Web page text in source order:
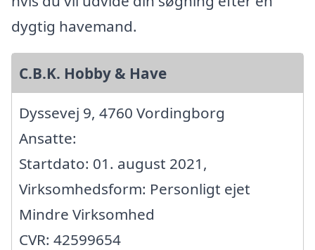
dygtig havemand.
C.B.K. Hobby & Have
Dyssevej 9, 4760 Vordingborg
Ansatte:
Startdato: 01. august 2021,
Virksomhedsform: Personligt ejet
Mindre Virksomhed
CVR: 42599654